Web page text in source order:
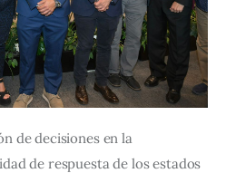
de decisiones en la
de respuesta de los estados